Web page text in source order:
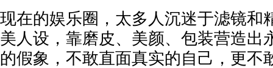
现在的娱乐圈，太多人沉迷于滤镜和
美人设，靠磨皮、美颜、包装营造出
的假象，不敢直面真实的自己，更不